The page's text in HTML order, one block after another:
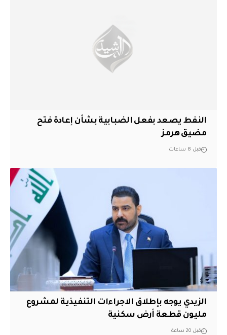
النفط يصعد بفعل الضبابية بشأن إعادة فتح
مضيق هرمز
قبل 8 ساعات
الزيدي يوجه بإطلاق الاجراءات التنفيذية لمشروع
مليون قطعة أرض سكنية
قبل 20 ساعة